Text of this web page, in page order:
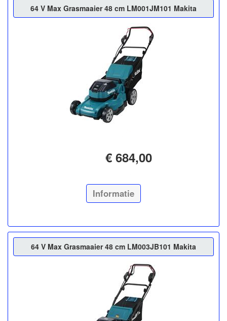
64 V Max Grasmaaier 48 cm LM001JM101 Makita
€ 684,00
Informatie
64 V Max Grasmaaier 48 cm LM003JB101 Makita